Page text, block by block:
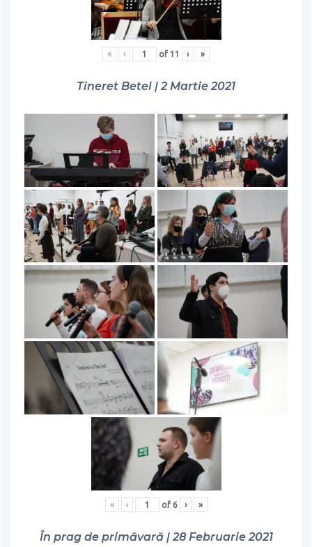
« ‹ of 11 › »
Tineret Betel | 2 Martie 2021
« ‹ of 6 › »
În prag de primăvară | 28 Februarie 2021